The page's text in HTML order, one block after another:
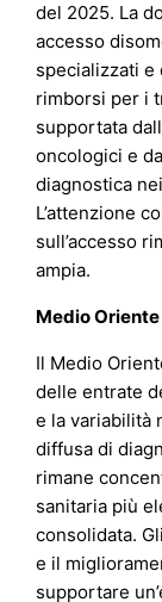
del 2025. La
accesso
specializzati e
rimborsi per i
supportata
oncologici e
diagnostica
L’attenzione
sull’accesso
ampia.
Medio
Il Medio
delle entrate
e la variabilità
diffusa di
rimane
sanitaria più
consolidata.
e il
supportare